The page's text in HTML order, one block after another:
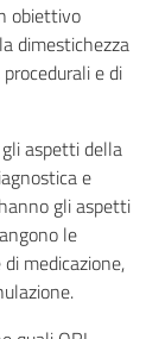
obiettivo
dimestichezza
e di
aspetti della
e
gli aspetti
le
medicazione,